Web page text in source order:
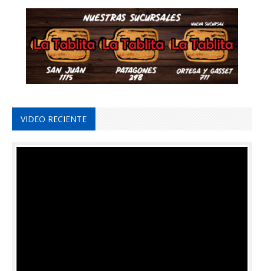
VIDEO RECIENTE